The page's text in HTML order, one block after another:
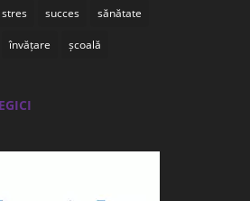
stres succes sănătate
învățare școală